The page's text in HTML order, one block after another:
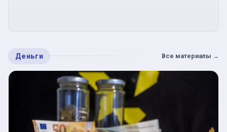
Деньги Все материалы →